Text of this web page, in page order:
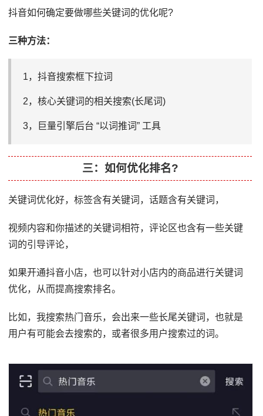
抖音如何确定要做哪些关键词的优化呢?
三种方法：
1，抖音搜索框下拉词
2，核心关键词的相关搜索(长尾词)
3，巨量引擎后台 “以词推词” 工具
三：如何优化排名?
关键词优化好，标签含有关键词，话题含有关键词，
视频内容和你描述的关键词相符，评论区也含有一些关键
词的引导评论，
如果开通抖音小店，也可以针对小店内的商品进行关键词
优化，从而提高搜索排名。
比如，我搜索热门音乐，会出来一些长尾关键词，也就是
用户有可能会去搜索的，或者很多用户搜索过的词。